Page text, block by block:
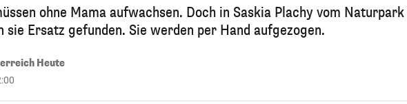
ohne Mama aufwachsen. Doch in Saskia Plachy vom Naturpark
sie Ersatz gefunden. Sie werden per Hand aufgezogen.
Heute